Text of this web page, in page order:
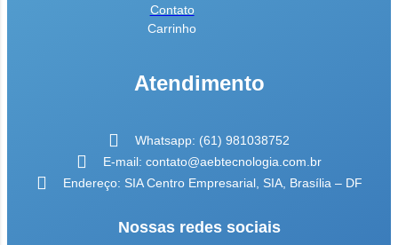
Contato
Carrinho
Atendimento
Whatsapp: (61) 981038752
E-mail: contato@aebtecnologia.com.br
Endereço: SIA Centro Empresarial, SIA, Brasília – DF
Nossas redes sociais